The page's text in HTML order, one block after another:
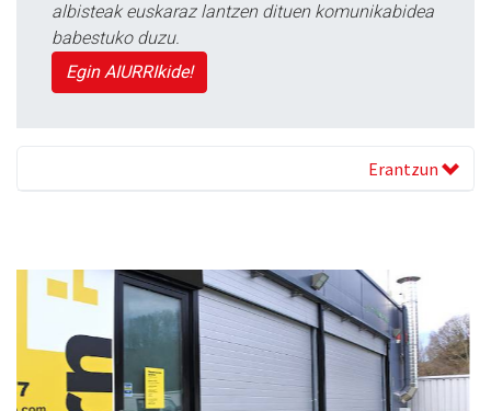
albisteak euskaraz lantzen dituen komunikabidea
babestuko duzu.
Egin AIURRIkide!
Erantzun